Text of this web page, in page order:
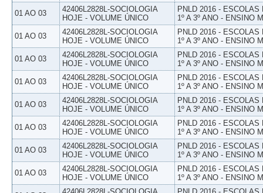
01 AO 03
42406L2828L-SOCIOLOGIA
HOJE - VOLUME ÚNICO
PNLD 2016 -
1º A 3º ANO - ENSINO
01 AO 03
42406L2828L-SOCIOLOGIA
HOJE - VOLUME ÚNICO
PNLD 2016 -
1º A 3º ANO - ENSINO
01 AO 03
42406L2828L-SOCIOLOGIA
HOJE - VOLUME ÚNICO
PNLD 2016 -
1º A 3º ANO - ENSINO
01 AO 03
42406L2828L-SOCIOLOGIA
HOJE - VOLUME ÚNICO
PNLD 2016 -
1º A 3º ANO - ENSINO
01 AO 03
42406L2828L-SOCIOLOGIA
HOJE - VOLUME ÚNICO
PNLD 2016 -
1º A 3º ANO - ENSINO
01 AO 03
42406L2828L-SOCIOLOGIA
HOJE - VOLUME ÚNICO
PNLD 2016 -
1º A 3º ANO - ENSINO
01 AO 03
42406L2828L-SOCIOLOGIA
HOJE - VOLUME ÚNICO
PNLD 2016 -
1º A 3º ANO - ENSINO
01 AO 03
42406L2828L-SOCIOLOGIA
HOJE - VOLUME ÚNICO
PNLD 2016 -
1º A 3º ANO - ENSINO